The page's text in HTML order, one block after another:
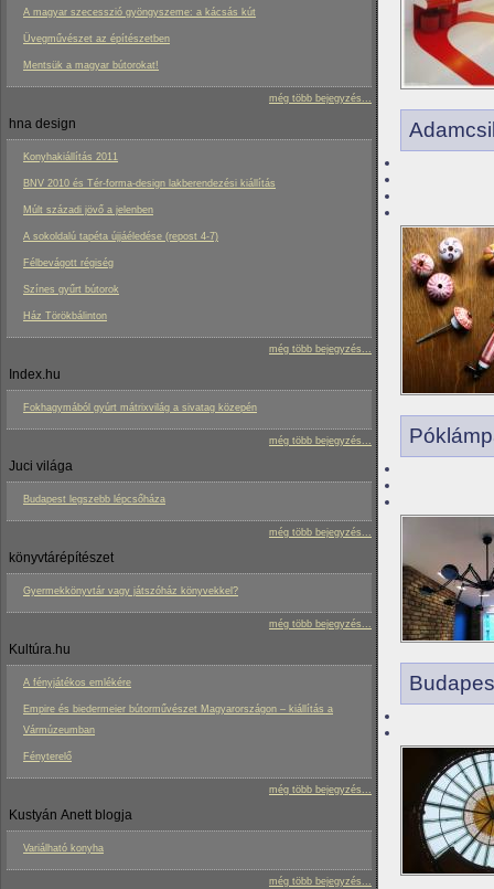
A magyar szecesszió gyöngyszeme: a kácsás kút
Üvegművészet az építészetben
Mentsük a magyar bútorokat!
még több bejegyzés...
hna design
Konyhakiállítás 2011
BNV 2010 és Tér-forma-design lakberendezési kiállítás
Múlt századi jövő a jelenben
A sokoldalú tapéta újjáéledése (repost 4-7)
Félbevágott régiség
Színes gyűrt bútorok
Ház Törökbálinton
még több bejegyzés...
Index.hu
Fokhagymából gyúrt mátrixvilág a sivatag közepén
még több bejegyzés...
Juci világa
Budapest legszebb lépcsőháza
még több bejegyzés...
könyvtárépítészet
Gyermekkönyvtár vagy játszóház könyvekkel?
még több bejegyzés...
Kultúra.hu
A fényjátékos emlékére
Empire és biedermeier bútorművészet Magyarországon – kiállítás a
Vármúzeumban
Fényterelő
még több bejegyzés...
Kustyán Anett blogja
Variálható konyha
még több bejegyzés...